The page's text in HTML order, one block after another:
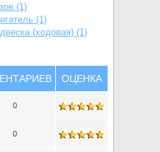
(1)
(1)
(ходовая) (1)
ОЦЕНКА
0
0